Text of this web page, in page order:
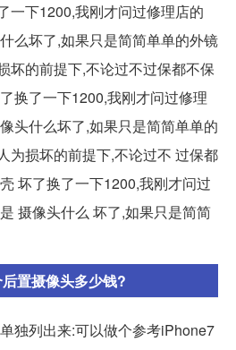
一下1200,我刚才问过修理店的
么坏了,如果只是简简单单的外镜
坏的前提下,不论过不过保都不保
换了一下1200,我刚才问过修理
头什么坏了,如果只是简简单单的
为损坏的前提下,不论过不 过保都
坏了换了一下1200,我刚才问过
摄像头什么 坏了,如果只是简简
置摄像头多少钱?
独列出来:可以做个参考iPhone7